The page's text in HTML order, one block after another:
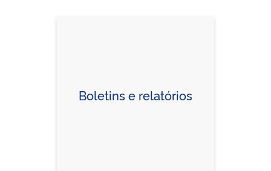
Boletins e relatórios